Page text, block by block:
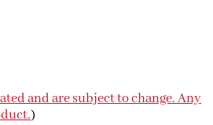
and are subject to change. Any
)